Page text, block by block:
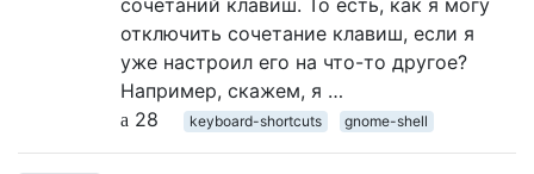
отключить сочетание клавиш, если я
уже настроил его на что-то другое?
Например, скажем, я …
28
keyboard-shortcuts gnome-shell